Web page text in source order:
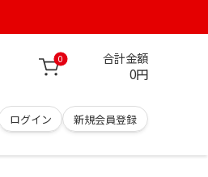
0 合計金額
0円
ログイン 新規会員登録